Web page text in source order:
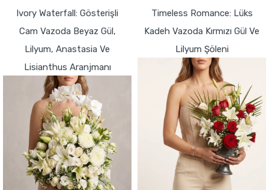
Ivory Waterfall: Gösterişli
Cam Vazoda Beyaz Gül,
Lilyum, Anastasia Ve
Lisianthus Aranjmanı
Timeless Romance: Lüks
Kadeh Vazoda Kırmızı Gül Ve
Lilyum Şöleni